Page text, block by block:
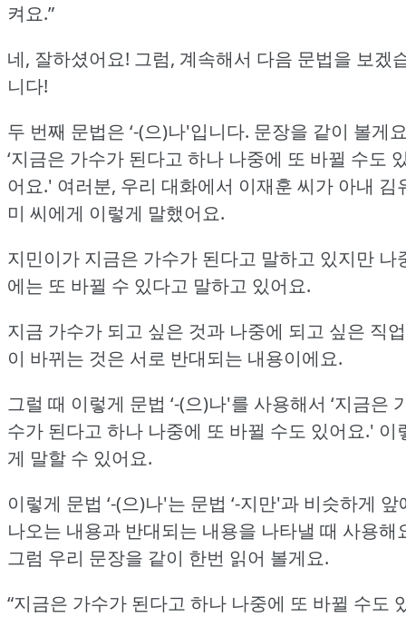
켜요.”
네, 잘하셨어요! 그럼, 계속해서 다음 문법을 보겠
니다!
두 번째 문법은 ‘-(으)나'입니다. 문장을 같이 볼게
‘지금은 가수가 된다고 하나 나중에 또 바뀔 수도
어요.' 여러분, 우리 대화에서 이재훈 씨가 아내 김
미 씨에게 이렇게 말했어요.
지민이가 지금은 가수가 된다고 말하고 있지만 나
에는 또 바뀔 수 있다고 말하고 있어요.
지금 가수가 되고 싶은 것과 나중에 되고 싶은 직업
이 바뀌는 것은 서로 반대되는 내용이에요.
그럴 때 이렇게 문법 ‘-(으)나'를 사용해서 ‘지금은
수가 된다고 하나 나중에 또 바뀔 수도 있어요.' 이
게 말할 수 있어요.
이렇게 문법 ‘-(으)나'는 문법 ‘-지만'과 비슷하게 앞
나오는 내용과 반대되는 내용을 나타낼 때 사용해
그럼 우리 문장을 같이 한번 읽어 볼게요.
“지금은 가수가 된다고 하나 나중에 또 바뀔 수도